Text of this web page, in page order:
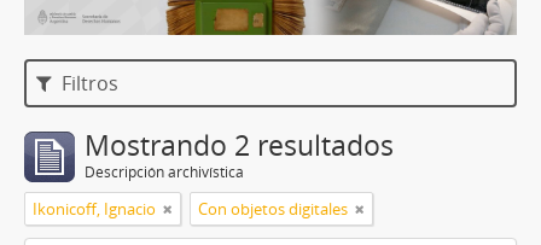
Filtros
Mostrando 2 resultados
Descripción archivística
Ikonicoff, Ignacio Con objetos digitales